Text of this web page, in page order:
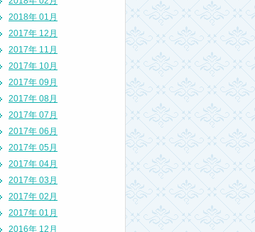
2018年 01月
2017年 12月
2017年 11月
2017年 10月
2017年 09月
2017年 08月
2017年 07月
2017年 06月
2017年 05月
2017年 04月
2017年 03月
2017年 02月
2017年 01月
2016年 12月